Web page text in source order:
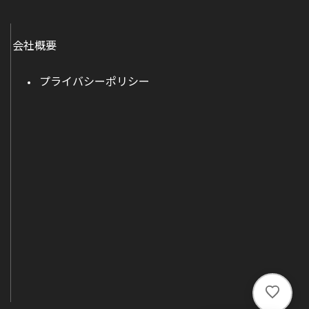
い
会社概要
プライバシーポリシー